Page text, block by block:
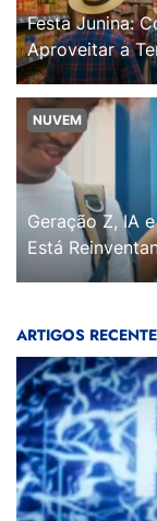
Festa Junina:
Aproveitar a
NUVEM
Geração Z, IA
Está
ARTIGOS